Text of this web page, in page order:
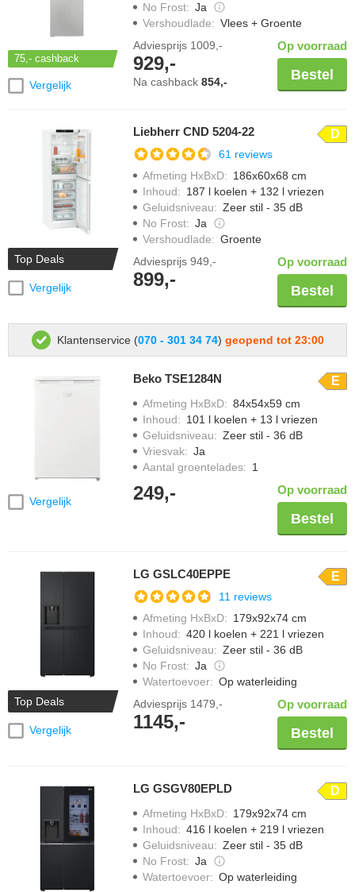
75,- cashback
Vergelijk
No Frost: Ja
Vershoudlade: Vlees + Groente
Adviesprijs 1009,-
929,-
Na cashback 854,-
Op voorraad
Bestel
Top Deals
Vergelijk
Liebherr CND 5204-22 D
61 reviews
Afmeting HxBxD: 186x60x68 cm
Inhoud: 187 l koelen + 132 l vriezen
Geluidsniveau: Zeer stil - 35 dB
No Frost: Ja
Vershoudlade: Groente
Adviesprijs 949,-
899,-
Op voorraad
Bestel
Klantenservice (070 - 301 34 74) geopend tot 23:00
Vergelijk
Beko TSE1284N E
Afmeting HxBxD: 84x54x59 cm
Inhoud: 101 l koelen + 13 l vriezen
Geluidsniveau: Zeer stil - 36 dB
Vriesvak: Ja
Aantal groentelades: 1
249,- Op voorraad
Bestel
Top Deals
Vergelijk
LG GSLC40EPPE E
11 reviews
Afmeting HxBxD: 179x92x74 cm
Inhoud: 420 l koelen + 221 l vriezen
Geluidsniveau: Zeer stil - 36 dB
No Frost: Ja
Watertoevoer: Op waterleiding
Adviesprijs 1479,-
1145,-
Op voorraad
Bestel
LG GSGV80EPLD D
Afmeting HxBxD: 179x92x74 cm
Inhoud: 416 l koelen + 219 l vriezen
Geluidsniveau: Zeer stil - 35 dB
No Frost: Ja
Watertoevoer: Op waterleiding